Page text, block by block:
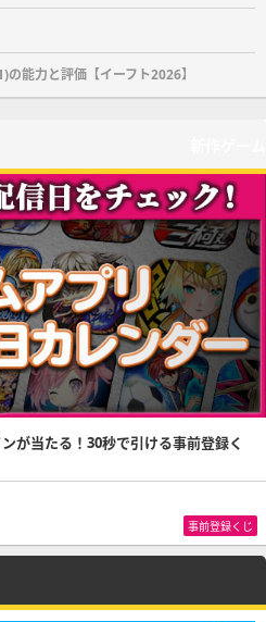
能力と評価【イーフト2026】
が当たる！30秒で引ける事前登録く
事前登録くじ